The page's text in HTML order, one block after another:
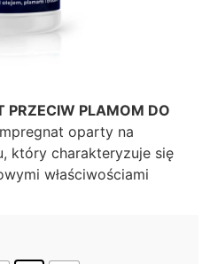
PRZECIW PLAMOM DO
oparty na
który charakteryzuje się
właściwościami